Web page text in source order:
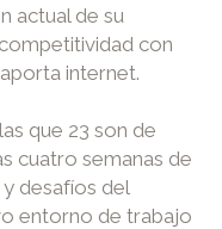
actual de su
con
internet.
que 23 son de
cuatro semanas de
desafíos del
entorno de trabajo